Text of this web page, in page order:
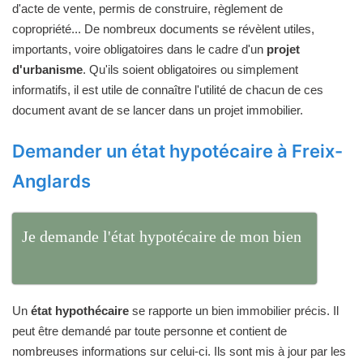
d'acte de vente, permis de construire, règlement de
copropriété... De nombreux documents se révèlent utiles,
importants, voire obligatoires dans le cadre d'un projet
d'urbanisme. Qu'ils soient obligatoires ou simplement
informatifs, il est utile de connaître l'utilité de chacun de ces
document avant de se lancer dans un projet immobilier.
Demander un état hypotécaire à Freix-
Anglards
Je demande l'état hypotécaire de mon bien
Un état hypothécaire se rapporte un bien immobilier précis. Il
peut être demandé par toute personne et contient de
nombreuses informations sur celui-ci. Ils sont mis à jour par les